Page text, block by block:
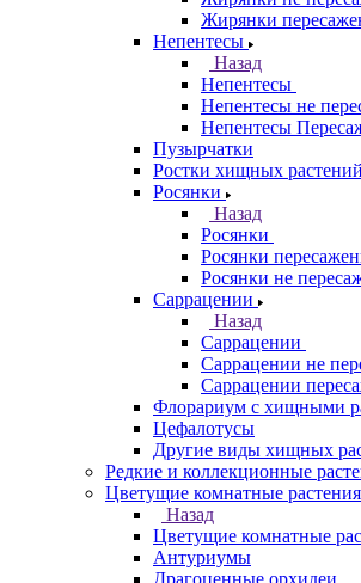
Жирянки
Непентесы
Назад
Непентесы
Непентесы не
Непентесы
Пузырчатки
Ростки хищных растений
Росянки
Назад
Росянки
Росянки
Росянки не
Саррацении
Назад
Саррацении
Саррацении не
Саррацении
Флорариум с хищными
Цефалотусы
Другие виды хищных
Редкие и коллекционные
Цветущие комнатные растения
Назад
Цветущие комнатные
Антуриумы
Драгоценные орхидеи